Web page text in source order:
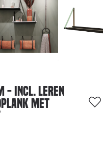
- incl. leren
met